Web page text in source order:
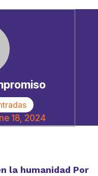
18, 2024
la humanidad Por